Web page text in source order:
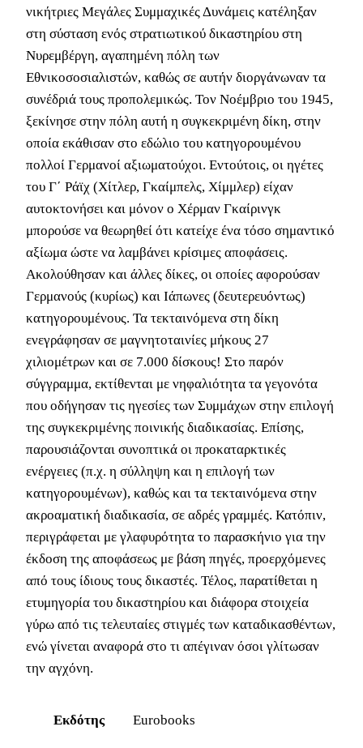
νικήτριες Μεγάλες Συμμαχικές Δυνάμεις κατέληξαν
στη σύσταση ενός στρατιωτικού δικαστηρίου στη
Νυρεμβέργη, αγαπημένη πόλη των
Εθνικοσοσιαλιστών, καθώς σε αυτήν διοργάνωναν τα
συνέδριά τους προπολεμικώς. Τον Νοέμβριο του 1945,
ξεκίνησε στην πόλη αυτή η συγκεκριμένη δίκη, στην
οποία εκάθισαν στο εδώλιο του κατηγορουμένου
πολλοί Γερμανοί αξιωματούχοι. Εντούτοις, οι ηγέτες
του Γ΄ Ράϊχ (Χίτλερ, Γκαίμπελς, Χίμμλερ) είχαν
αυτοκτονήσει και μόνον ο Χέρμαν Γκαίρινγκ
μπορούσε να θεωρηθεί ότι κατείχε ένα τόσο σημαντικό
αξίωμα ώστε να λαμβάνει κρίσιμες αποφάσεις.
Ακολούθησαν και άλλες δίκες, οι οποίες αφορούσαν
Γερμανούς (κυρίως) και Ιάπωνες (δευτερευόντως)
κατηγορουμένους. Τα τεκταινόμενα στη δίκη
ενεγράφησαν σε μαγνητοταινίες μήκους 27
χιλιομέτρων και σε 7.000 δίσκους! Στο παρόν
σύγγραμμα, εκτίθενται με νηφαλιότητα τα γεγονότα
που οδήγησαν τις ηγεσίες των Συμμάχων στην επιλογή
της συγκεκριμένης ποινικής διαδικασίας. Επίσης,
παρουσιάζονται συνοπτικά οι προκαταρκτικές
ενέργειες (π.χ. η σύλληψη και η επιλογή των
κατηγορουμένων), καθώς και τα τεκταινόμενα στην
ακροαματική διαδικασία, σε αδρές γραμμές. Κατόπιν,
περιγράφεται με γλαφυρότητα το παρασκήνιο για την
έκδοση της αποφάσεως με βάση πηγές, προερχόμενες
από τους ίδιους τους δικαστές. Τέλος, παρατίθεται η
ετυμηγορία του δικαστηρίου και διάφορα στοιχεία
γύρω από τις τελευταίες στιγμές των καταδικασθέντων,
ενώ γίνεται αναφορά στο τι απέγιναν όσοι γλίτωσαν
την αγχόνη.
Εκδότης Eurobooks